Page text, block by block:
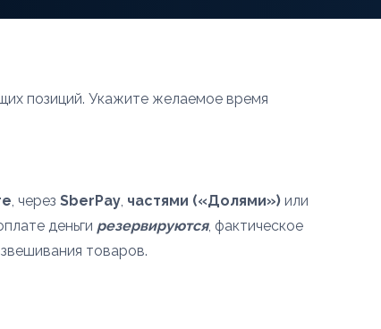
позиций. Укажите желаемое время
, через SberPay, частями («Долями») или
деньги резервируются, фактическое
товаров.